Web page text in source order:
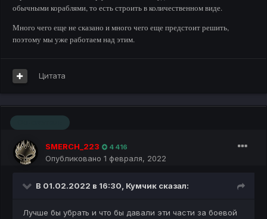
обычными кораблями, то есть строить в количественном виде.
Много чего еще не сказано и много чего еще предстоит решить,
поэтому мы уже работаем над этим.
Цитата
SMERCH_223 4 416
Опубликовано 1 февраля, 2022
В 01.02.2022 в 16:30, Кумчик сказал:
Лучше бы убрать и что бы давали эти части за боевой